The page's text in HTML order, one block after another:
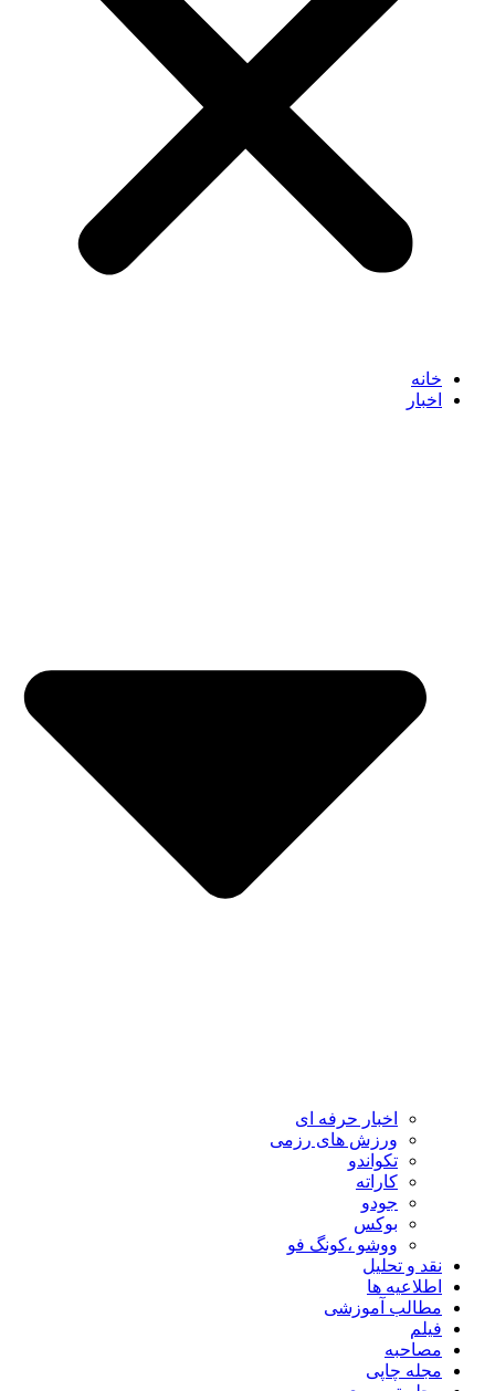
خانه
اخبار
اخبار حرفه ای
ورزش های رزمی
تکواندو
کاراته
جودو
بوکس
ووشو ،کونگ فو
نقد و تحلیل
اطلاعیه ها
مطالب آموزشی
فیلم
مصاحبه
مجله چاپی